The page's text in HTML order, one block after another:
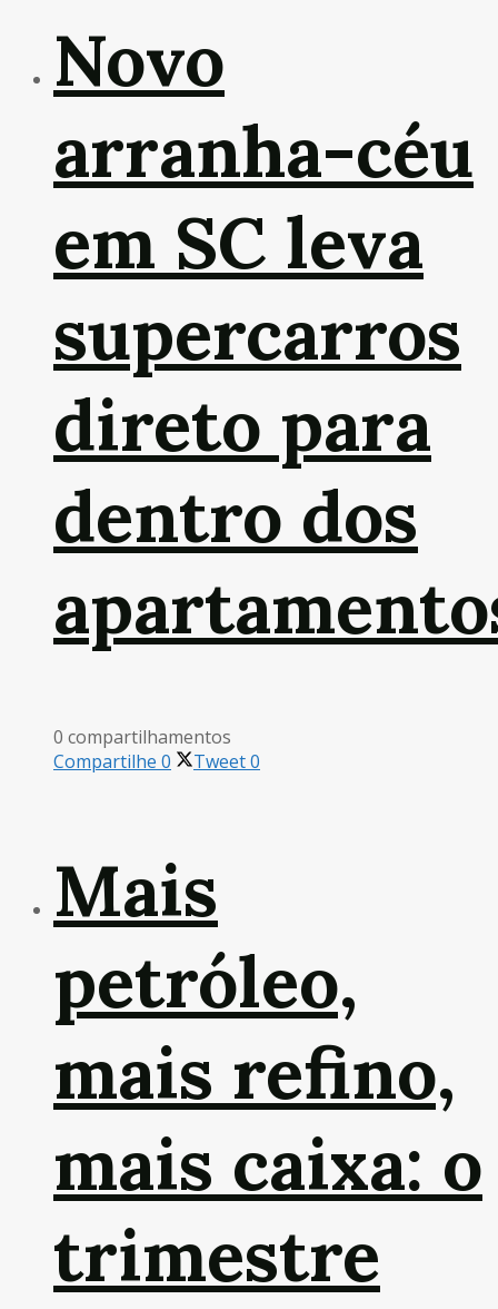
Novo
arranha-céu
em SC leva
supercarros
direto para
dentro dos
0 compartilhamentos
Compartilhe 0 Tweet0
Mais
petróleo,
mais refino,
mais caixa: o
trimestre